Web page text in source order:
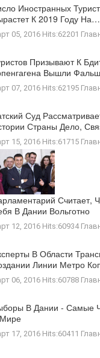
Иностранных
К 2019 Году На…
05, 2016 Hits:62201
Призывают К
Вышли
07, 2016 Hits:62195
Суд
Страны Дело,
15, 2016 Hits:61715
Считает,
В Дании Вольготно
12, 2016 Hits:60934
В Области
Линии Метро
06, 2016 Hits:60788
В Дании - Самые
17, 2016 Hits:60411